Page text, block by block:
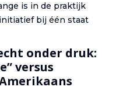
is in de praktijk
bij één staat
onder druk:
versus